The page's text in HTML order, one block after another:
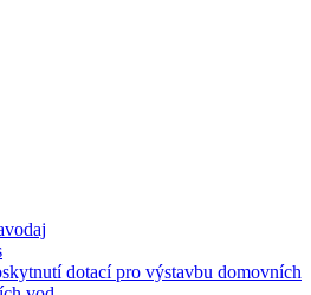
dotací pro výstavbu domovních